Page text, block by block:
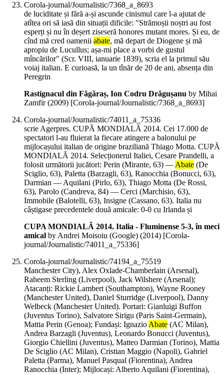
Corola-journal/Journalistic/7368_a_8693
de luciditate și fără a-și ascunde cinismul care l-a ajutat de
atîtea ori să iasă din situații dificile: "Strămoșii noștri au fost
esperți și nu în deșert ziseseră honores mutant mores. Și eu, de
cînd mă cred oamenii abate, mă depart de Diogene și mă
apropiu de Lucullus; așa-mi place a vorbi de gustul
mîncărilor" (Scr. VIII, ianuarie 1839), scria el la primul său
voiaj italian. E curioasă, la un tînăr de 20 de ani, absența din
Peregrin
Rastignacul din Făgăraș, Ion Codru Drăgușanu by Mihai
Zamfir (2009) [Corola-journal/Journalistic/7368_a_8693]
Corola-journal/Journalistic/74011_a_75336
scrie Agerpres. CUPĂ MONDIALĂ 2014. Cei 17.000 de
spectatori l-au fluierat la fiecare atingere a balonului pe
mijlocașului italian de origine braziliană Thiago Motta. CUPĂ
MONDIALĂ 2014. Selecționerul Italiei, Cesare Prandelli, a
folosit următorii jucători: Perin (Mirante, 63) —Abate (De
Sciglio, 63), Paletta (Barzagli, 63), Ranocchia (Bonucci, 63),
Darmian — Aquilani (Pirlo, 63), Thiago Motta (De Rossi,
63), Parolo (Candreva, 84) — Cerci (Marchisio, 63),
Immobile (Balotelli, 63), Insigne (Cassano, 63). Italia nu
câștigase precedentele două amicale: 0-0 cu Irlanda și
CUPA MONDIALĂ 2014. Italia - Fluminense 5-3, în meci
amical by Andrei Moisoiu (Google) (2014) [Corola-
journal/Journalistic/74011_a_75336]
Corola-journal/Journalistic/74194_a_75519
Manchester City), Alex Oxlade-Chamberlain (Arsenal),
Raheem Sterling (Liverpool), Jack Wilshere (Arsenal);
Atacanți: Rickie Lambert (Southampton), Wayne Rooney
(Manchester United), Daniel Sturridge (Liverpool), Danny
Welbeck (Manchester United). Portari: Gianluigi Buffon
(Juventus Torino), Salvatore Sirigu (Paris Saint-Germain),
Mattia Perin (Genoa); Fundași: IgnazioAbate (AC Milan),
Andrea Barzagli (Juventus), Leonardo Bonucci (Juventus),
Giorgio Chiellini (Juventus), Matteo Darmian (Torino), Mattia
De Sciglio (AC Milan), Cristian Maggio (Napoli), Gabriel
Paletta (Parma), Manuel Pasqual (Fiorentina), Andrea
Ranocchia (Inter); Mijlocași: Alberto Aquilani (Fiorentina),